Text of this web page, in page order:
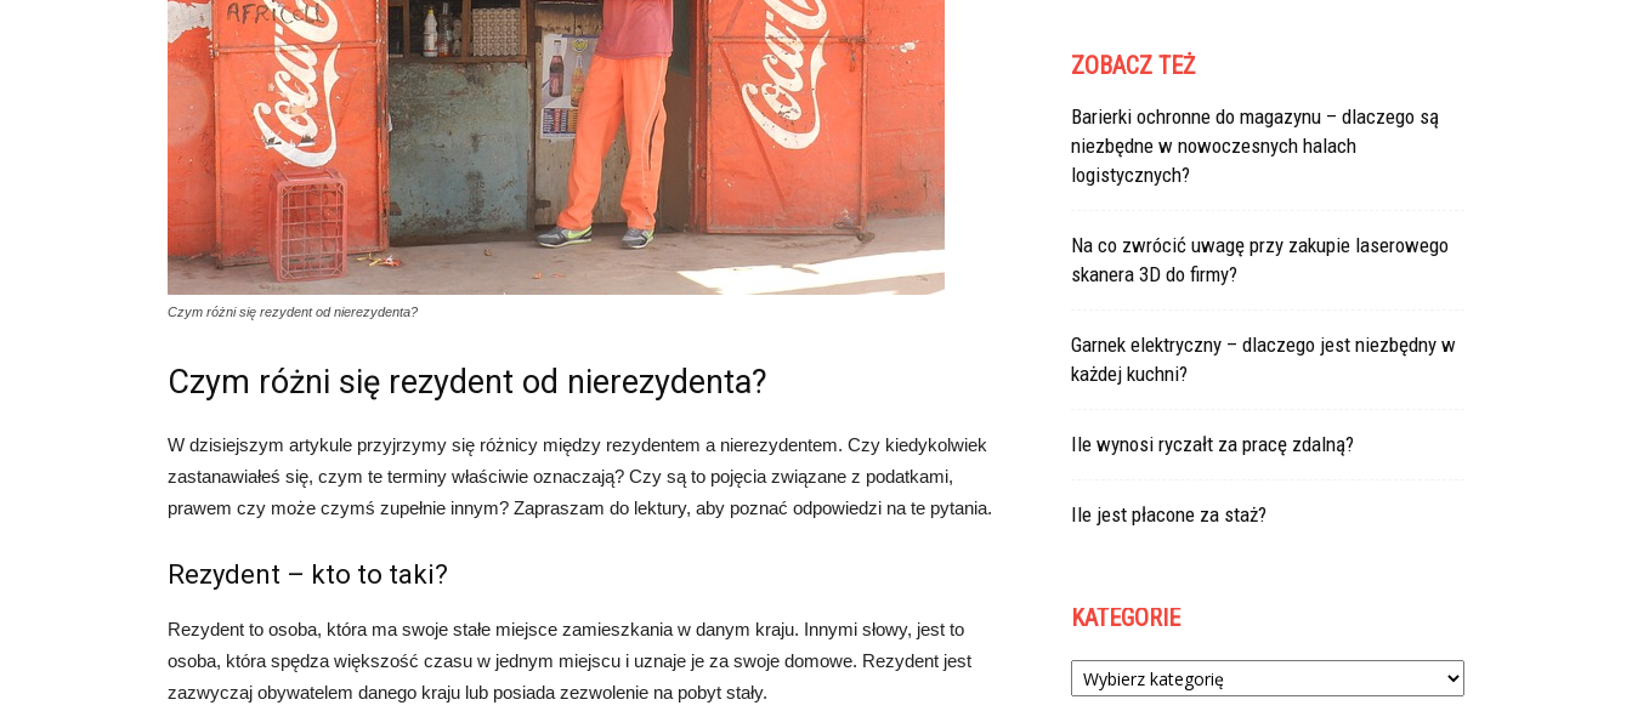
Czym różni się rezydent od nierezydenta?
Czym różni się rezydent od nierezydenta?
W dzisiejszym artykule przyjrzymy się różnicy między rezydentem a nierezydentem. Czy kiedykolwiek
zastanawiałeś się, czym te terminy właściwie oznaczają? Czy są to pojęcia związane z podatkami,
prawem czy może czymś zupełnie innym? Zapraszam do lektury, aby poznać odpowiedzi na te pytania.
Rezydent – kto to taki?
Rezydent to osoba, która ma swoje stałe miejsce zamieszkania w danym kraju. Innymi słowy, jest to
osoba, która spędza większość czasu w jednym miejscu i uznaje je za swoje domowe. Rezydent jest
zazwyczaj obywatelem danego kraju lub posiada zezwolenie na pobyt stały.
ZOBACZ TEŻ
Barierki ochronne do magazynu – dlaczego są
niezbędne w nowoczesnych halach
logistycznych?
Na co zwrócić uwagę przy zakupie laserowego
skanera 3D do firmy?
Garnek elektryczny – dlaczego jest niezbędny w
każdej kuchni?
Ile wynosi ryczałt za pracę zdalną?
Ile jest płacone za staż?
KATEGORIE
Kategorie